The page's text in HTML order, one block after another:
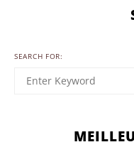
SEARCH FOR: